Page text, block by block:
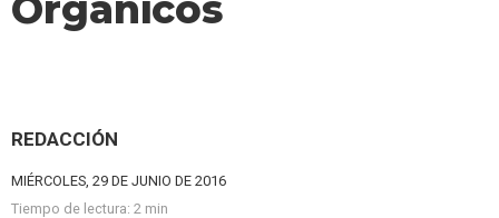
REDACCIÓN
MIÉRCOLES, 29 DE JUNIO DE 2016
Tiempo de lectura: 2 min